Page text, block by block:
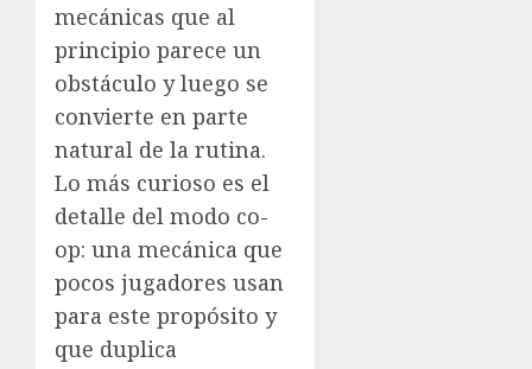
mecánicas que al
principio parece un
obstáculo y luego se
convierte en parte
natural de la rutina.
Lo más curioso es el
detalle del modo co-
op: una mecánica que
pocos jugadores usan
para este propósito y
que duplica